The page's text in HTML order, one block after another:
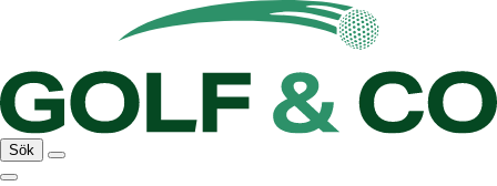
Sök